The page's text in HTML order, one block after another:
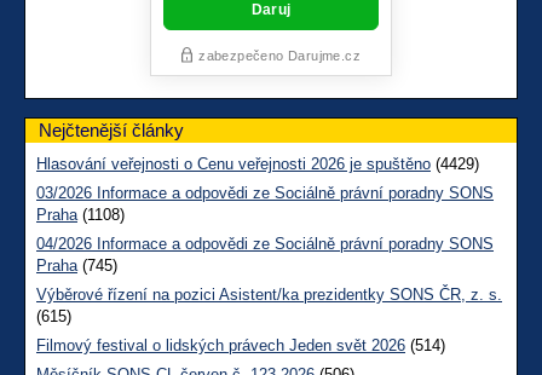
Nejčtenější články
Hlasování veřejnosti o Cenu veřejnosti 2026 je spuštěno (4429)
03/2026 Informace a odpovědi ze Sociálně právní poradny SONS
Praha(1108)
04/2026 Informace a odpovědi ze Sociálně právní poradny SONS
Praha(745)
Výběrové řízení na pozici Asistent/ka prezidentky SONS ČR, z. s.
(615)
Filmový festival o lidských právech Jeden svět 2026 (514)